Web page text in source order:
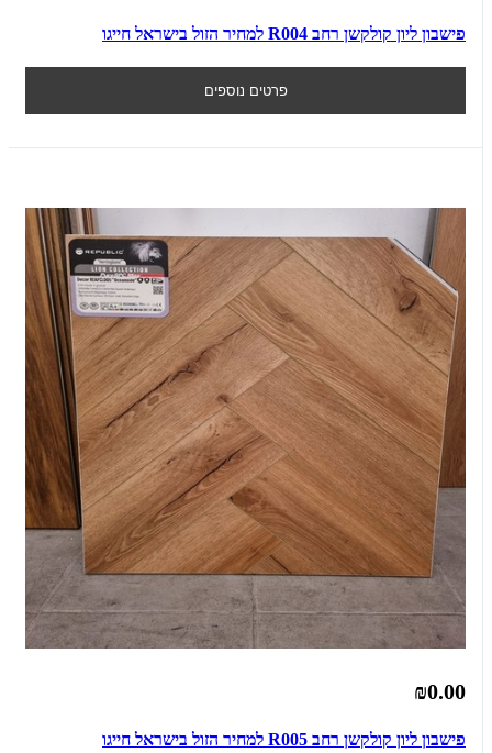
פישבון ליון קולקשן רחב R004 למחיר הזול בישראל חייגו
פרטים נוספים
₪0.00
פישבון ליון קולקשן רחב R005 למחיר הזול בישראל חייגו